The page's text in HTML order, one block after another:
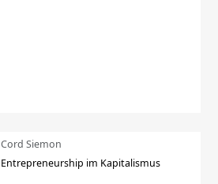
Cord Siemon
Entrepreneurship im Kapitalismus